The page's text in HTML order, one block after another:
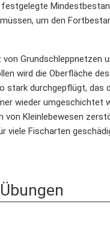
um den
von Grundschleppnetzen
wird die Oberfläche
stark durchgepflügt, das
wieder umgeschichtet
von Kleinlebewesen
viele Fischarten